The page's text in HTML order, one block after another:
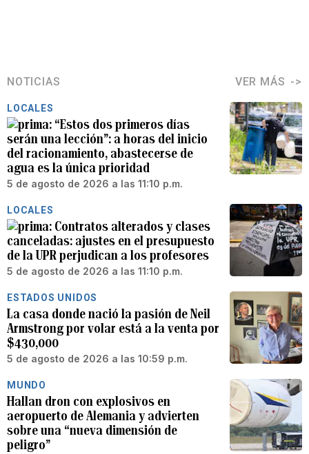
NOTICIAS VER MÁS
LOCALES
“Estos dos primeros días
serán una lección”: a horas del inicio
del racionamiento, abastecerse de
agua es la única prioridad
5 de agosto de 2026 a las 11:10 p.m.
LOCALES
Contratos alterados y clases
canceladas: ajustes en el presupuesto
de la UPR perjudican a los profesores
5 de agosto de 2026 a las 11:10 p.m.
ESTADOS UNIDOS
La casa donde nació la pasión de Neil
Armstrong por volar está a la venta por
$430,000
5 de agosto de 2026 a las 10:59 p.m.
MUNDO
Hallan dron con explosivos en
aeropuerto de Alemania y advierten
sobre una “nueva dimensión de
peligro”